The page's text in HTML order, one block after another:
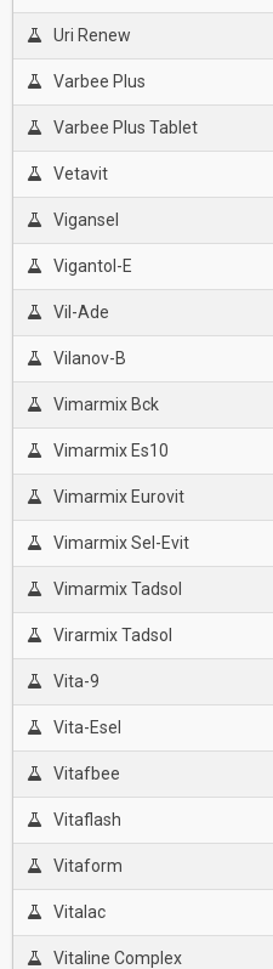
Uri Renew
Varbee Plus
Varbee Plus Tablet
Vetavit
Vigansel
Vigantol-E
Vil-Ade
Vilanov-B
Vimarmix Bck
Vimarmix Es10
Vimarmix Eurovit
Vimarmix Sel-Evit
Vimarmix Tadsol
Virarmix Tadsol
Vita-9
Vita-Esel
Vitafbee
Vitaflash
Vitaform
Vitalac
Vitaline Complex